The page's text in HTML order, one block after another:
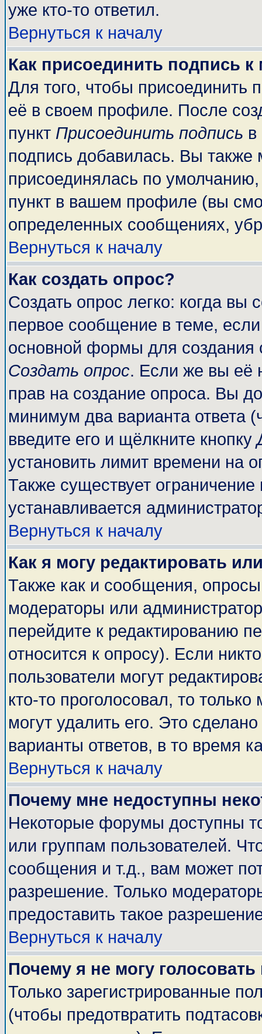
уже кто-то ответил.
Вернуться к началу
Как присоединить подпись
Для того, чтобы присоединить
её в своем профиле. После
пункт Присоединить подпись
подпись добавилась. Вы также
присоединялась по
пункт в вашем профиле (вы
определенных сообщениях,
Вернуться к началу
Как создать опрос?
Создать опрос легко: когда вы
первое сообщение в теме,
основной формы для
Создать опрос. Если же вы её
прав на создание опроса. Вы
минимум два варианта ответа
введите его и щёлкните кнопку
установить лимит времени на
Также существует ограничение
устанавливается
Вернуться к началу
Как я могу редактировать
Также как и сообщения, опросы
модераторы или
перейдите к редактированию
относится к опросу). Если
пользователи могут
кто-то проголосовал, то
могут удалить его. Это
варианты ответов, в то время
Вернуться к началу
Почему мне недоступны
Некоторые форумы доступны
или группам пользователей.
сообщения и т.д., вам может
разрешение. Только
предоставить такое
Вернуться к началу
Почему я не могу
Только зарегистрированные
(чтобы предотвратить